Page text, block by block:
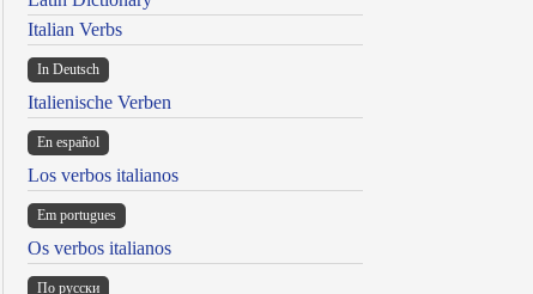
Italian Verbs
In Deutsch
Italienische Verben
En español
Los verbos italianos
Em portugues
Os verbos italianos
По русски